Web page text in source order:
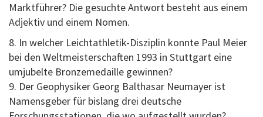
Marktführer? Die gesuchte Antwort besteht aus einem
Adjektiv und einem Nomen.
8. In welcher Leichtathletik-Disziplin konnte Paul Meier
bei den Weltmeisterschaften 1993 in Stuttgart eine
umjubelte Bronzemedaille gewinnen?
9. Der Geophysiker Georg Balthasar Neumayer ist
Namensgeber für bislang drei deutsche